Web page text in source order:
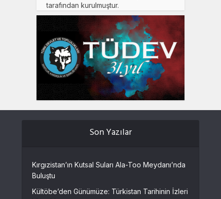
tarafından kurulmuştur.
Son Yazılar
Kırgızistan’ın Kutsal Suları Ala-Too Meydanı’nda
Buluştu
Kültöbe’den Günümüze: Türkistan Tarihinin İzleri